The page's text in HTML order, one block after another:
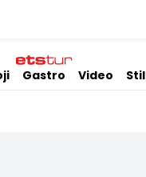
Gastro Video Stil